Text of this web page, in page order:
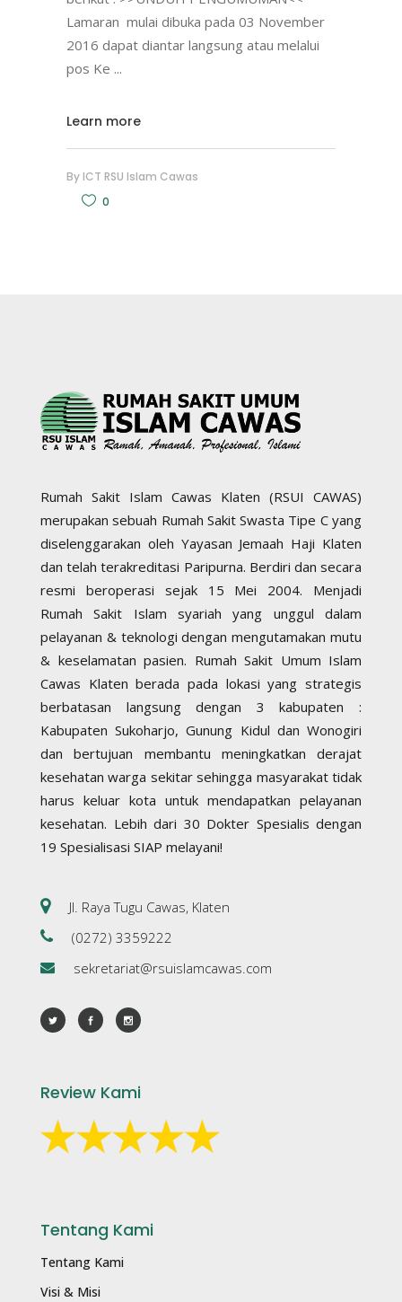
Lamaran mulai dibuka pada 03 November
2016 dapat diantar langsung atau melalui
pos Ke
Learn more
By ICT RSU Islam Cawas
0
Rumah Sakit Islam Cawas Klaten (RSUI CAWAS)
merupakan sebuah Rumah Sakit Swasta Tipe C yang
diselenggarakan oleh Yayasan Jemaah Haji Klaten
dan telah terakreditasi Paripurna. Berdiri dan secara
resmi beroperasi sejak 15 Mei 2004. Menjadi
Rumah Sakit Islam syariah yang unggul dalam
pelayanan & teknologi dengan mengutamakan mutu
& keselamatan pasien. Rumah Sakit Umum Islam
Cawas Klaten berada pada lokasi yang strategis
berbatasan langsung dengan 3 kabupaten :
Kabupaten Sukoharjo, Gunung Kidul dan Wonogiri
dan bertujuan membantu meningkatkan derajat
kesehatan warga sekitar sehingga masyarakat tidak
harus keluar kota untuk mendapatkan pelayanan
kesehatan. Lebih dari 30 Dokter Spesialis dengan
19 Spesialisasi SIAP melayani!
Jl. Raya Tugu Cawas, Klaten
(0272) 3359222
sekretariat@rsuislamcawas.com
Review Kami
Tentang Kami
Tentang Kami
Visi & Misi